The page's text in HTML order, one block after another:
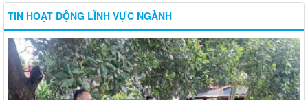
TIN HOẠT ĐỘNG LĨNH VỰC NGÀNH